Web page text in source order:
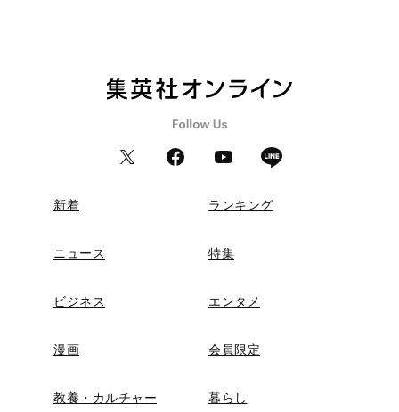
新着 ランキング
ニュース 特集
ビジネス エンタメ
漫画 会員限定
教養・カルチャー 暮らし